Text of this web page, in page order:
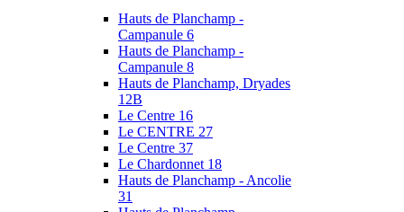
Hauts de Planchamp -
Campanule 6
Hauts de Planchamp -
Campanule 8
Hauts de Planchamp, Dryades
12B
Le Centre 16
Le CENTRE 27
Le Centre 37
Le Chardonnet 18
Hauts de Planchamp - Ancolie
31